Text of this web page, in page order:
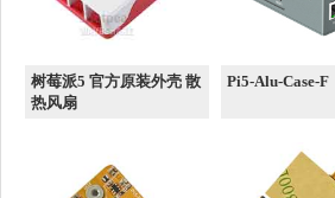
树莓派5 官方原装外壳 散
热风扇
Pi5-Alu-Case-F